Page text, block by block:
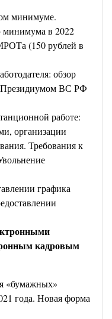
минимуме.
в 2022
(150 рублей в
обзор
Президиумом ВС РФ
работе:
организации
Требования к
графика
кадровым
«бумажных»
года. Новая форма